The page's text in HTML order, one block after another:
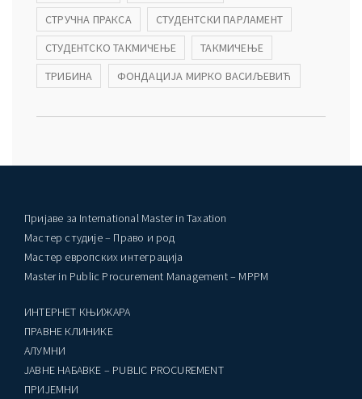
СТРУЧНА ПРАКСА
СТУДЕНТСКИ ПАРЛАМЕНТ
СТУДЕНТСКО ТАКМИЧЕЊЕ
ТАКМИЧЕЊЕ
ТРИБИНА
ФОНДАЦИЈА МИРКО ВАСИЉЕВИЋ
Пријаве за International Master in Taxation
Мастер студије – Право и род
Мастер европских интеграција
Master in Public Procurement Management – MPPM
ИНТЕРНЕТ КЊИЖАРА
ПРАВНЕ КЛИНИКЕ
AЛУМНИ
ЈАВНЕ НАБАВКЕ – PUBLIC PROCUREMENT
ПРИЈЕМНИ